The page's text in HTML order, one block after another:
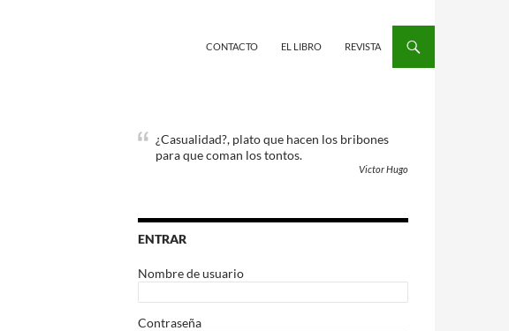
CONTACTO EL LIBRO REVISTA
¿Casualidad?, plato que hacen los bribones
para que coman los tontos.
Victor Hugo
ENTRAR
Nombre de usuario
Contraseña